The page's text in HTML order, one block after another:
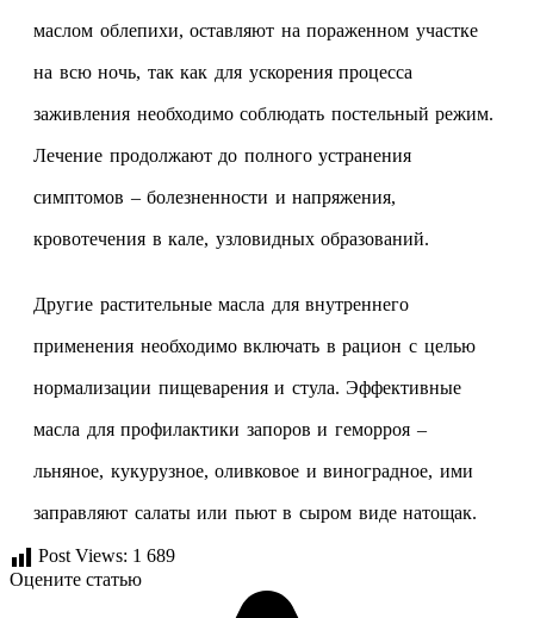
маслом облепихи, оставляют на пораженном участке
на всю ночь, так как для ускорения процесса
заживления необходимо соблюдать постельный режим.
Лечение продолжают до полного устранения
симптомов – болезненности и напряжения,
кровотечения в кале, узловидных образований.
Другие растительные масла для внутреннего
применения необходимо включать в рацион с целью
нормализации пищеварения и стула. Эффективные
масла для профилактики запоров и геморроя –
льняное, кукурузное, оливковое и виноградное, ими
заправляют салаты или пьют в сыром виде натощак.
Post Views: 1 689
Оцените статью